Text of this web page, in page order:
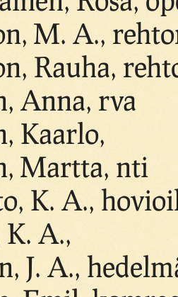
M. A.,
Rauha,
Anna, rva
Kaarlo,
Martta, nti
K. A.,
A.,
J. A.,